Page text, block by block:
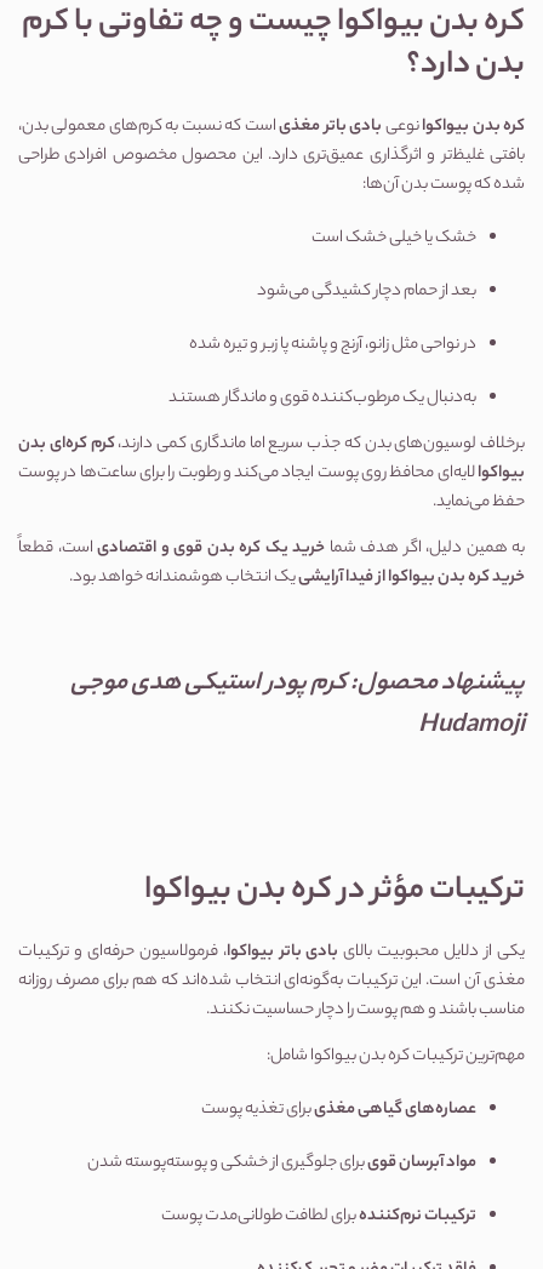
کره بدن بیواکوا چیست و چه تفاوتی با کرم
بدن دارد؟
کره بدن بیواکوانوعیبادی باتر مغذیاست که نسبت به کرم‌های معمولی بدن،
بافتی غلیظ‌تر و اثرگذاری عمیق‌تری دارد. این محصول مخصوص افرادی طراحی
شده که پوست بدن آن‌ها:
خشک یا خیلی خشک است
بعد از حمام دچار کشیدگی می‌شود
در نواحی مثل زانو، آرنج و پاشنه پا زبر و تیره شده
به‌دنبال یک مرطوب‌کننده قوی و ماندگار هستند
برخلاف لوسیون‌های بدن که جذب سریع اما ماندگاری کمی دارند،کرم کره‌ای بدن
بیواکوالایه‌ای محافظ روی پوست ایجاد می‌کند و رطوبت را برای ساعت‌ها در پوست
حفظ می‌نماید.
به همین دلیل، اگر هدف شما خرید یک کره بدن قوی و اقتصادیاست، قطعاً
خرید کره بدن بیواکوا از فیدا آرایشییک انتخاب هوشمندانه خواهد بود.
پیشنهاد محصول:کرم پودر استیکی هدی موجی
Hudamoji
ترکیبات مؤثر در کره بدن بیواکوا
یکی از دلایل محبوبیت بالای بادی باتر بیواکوا، فرمولاسیون حرفه‌ای و ترکیبات
مغذی آن است. این ترکیبات به‌گونه‌ای انتخاب شده‌اند که هم برای مصرف روزانه
مناسب باشند و هم پوست را دچار حساسیت نکنند.
مهم‌ترین ترکیبات کره بدن بیواکوا شامل:
عصاره‌های گیاهی مغذیبرای تغذیه پوست
مواد آبرسان قویبرای جلوگیری از خشکی و پوسته‌پوسته شدن
ترکیبات نرم‌کنندهبرای لطافت طولانی‌مدت پوست